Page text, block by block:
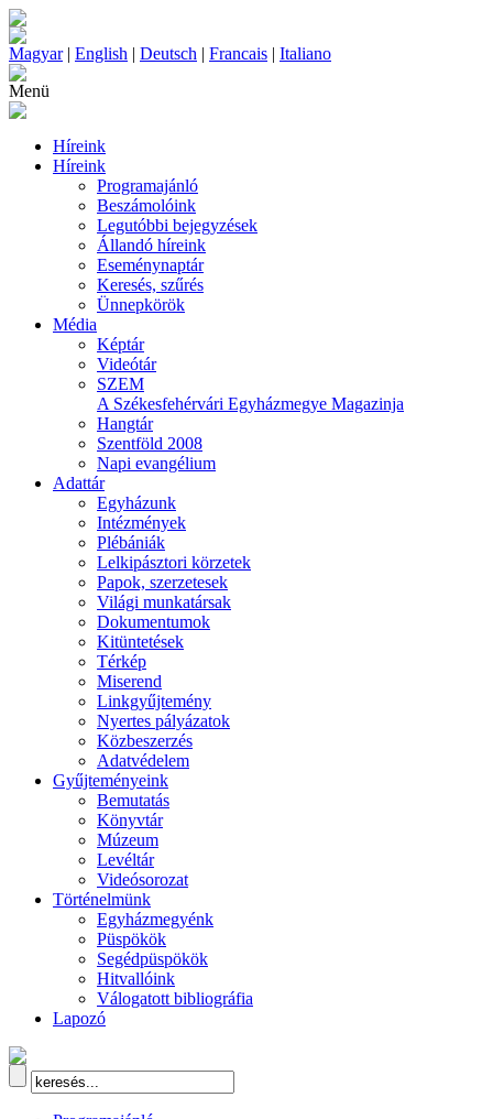
Magyar| English | Deutsch | Francais | Italiano
Menü
Híreink
Híreink
Programajánló
Beszámolóink
Legutóbbi bejegyzések
Állandó híreink
Eseménynaptár
Keresés, szűrés
Ünnepkörök
Média
Képtár
Videótár
SZEM
A Székesfehérvári Egyházmegye Magazinja
Hangtár
Szentföld 2008
Napi evangélium
Adattár
Egyházunk
Intézmények
Plébániák
Lelkipásztori körzetek
Papok, szerzetesek
Világi munkatársak
Dokumentumok
Kitüntetések
Térkép
Miserend
Linkgyűjtemény
Nyertes pályázatok
Közbeszerzés
Adatvédelem
Gyűjteményeink
Bemutatás
Könyvtár
Múzeum
Levéltár
Videósorozat
Történelmünk
Egyházmegyénk
Püspökök
Segédpüspökök
Hitvallóink
Válogatott bibliográfia
Lapozó